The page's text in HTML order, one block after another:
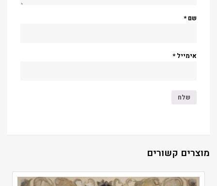
שם *
אימייל *
מוצרים קשורים